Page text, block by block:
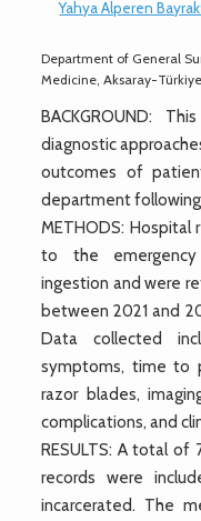
Yahya Alperen
Department of General
Medicine, Aksaray-Türkiye
BACKGROUND:
diagnostic
outcomes of
department
METHODS:
to the
ingestion and were
between 2021 and
Data collected
symptoms, time to
razor blades,
complications, and
RESULTS: A total
records were
incarcerated. The